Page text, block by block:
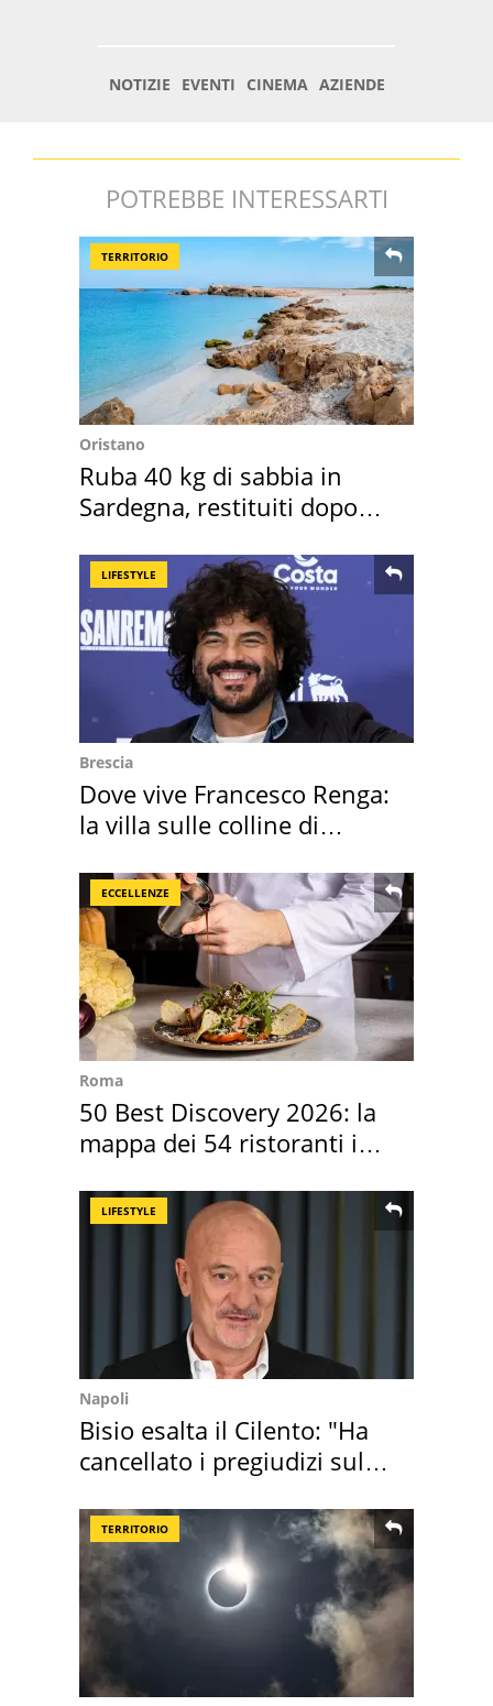
POTREBBE INTERESSARTI
TERRITORIO
Oristano
Ruba 40 kg di sabbia in
Sardegna, restituiti dopo
LIFESTYLE
Brescia
Dove vive Francesco Renga:
la villa sulle colline di
ECCELLENZE
Roma
50 Best Discovery 2026: la
mappa dei 54 ristoranti in
LIFESTYLE
Napoli
Bisio esalta il Cilento: "Ha
cancellato i pregiudizi sul
TERRITORIO